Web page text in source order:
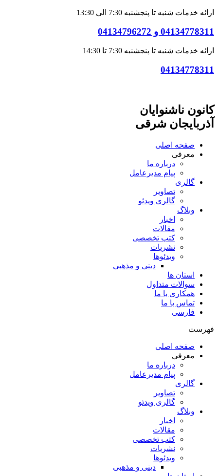
ارائه خدمات شنبه تا پنجشنبه 7:30 الی 13:30
04134778311 و 04134796272
ارائه خدمات شنبه تا پنجشنبه 7:30 تا 14:30
04134778311
کانون ناشنوایان
آذربایجان شرقی
صفحه اصلی
معرفی
درباره ما
پیام مدیرعامل
گالری
تصاویر
گالری ویدئو
وبلاگ
اخبار
مقالات
کتب تخصصی
نشریات
ویدئوها
دینی و مذهبی
استان ها
سوالات متداول
همکاری با ما
تماس با ما
فارسی
فهرست
صفحه اصلی
معرفی
درباره ما
پیام مدیرعامل
گالری
تصاویر
گالری ویدئو
وبلاگ
اخبار
مقالات
کتب تخصصی
نشریات
ویدئوها
دینی و مذهبی